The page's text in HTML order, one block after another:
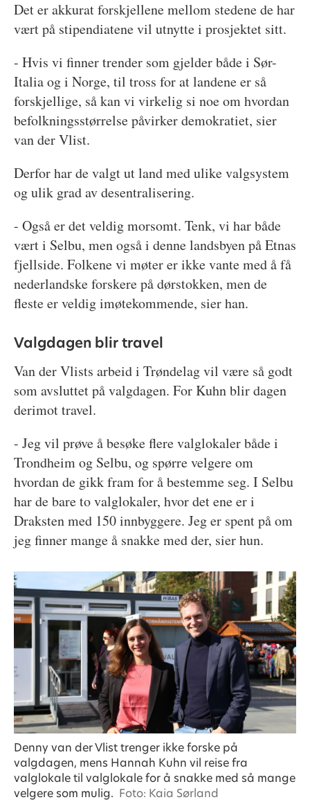
Det er akkurat forskjellene mellom stedene de har
vært på stipendiatene vil utnytte i prosjektet sitt.
- Hvis vi finner trender som gjelder både i Sør-
Italia og i Norge, til tross for at landene er så
forskjellige, så kan vi virkelig si noe om hvordan
befolkningsstørrelse påvirker demokratiet, sier
van der Vlist.
Derfor har de valgt ut land med ulike valgsystem
og ulik grad av desentralisering.
- Også er det veldig morsomt. Tenk, vi har både
vært i Selbu, men også i denne landsbyen på Etnas
fjellside. Folkene vi møter er ikke vante med å få
nederlandske forskere på dørstokken, men de
fleste er veldig imøtekommende, sier han.
Valgdagen blir travel
Van der Vlists arbeid i Trøndelag vil være så godt
som avsluttet på valgdagen. For Kuhn blir dagen
derimot travel.
- Jeg vil prøve å besøke flere valglokaler både i
Trondheim og Selbu, og spørre velgere om
hvordan de gikk fram for å bestemme seg. I Selbu
har de bare to valglokaler, hvor det ene er i
Draksten med 150 innbyggere. Jeg er spent på om
jeg finner mange å snakke med der, sier hun.
Denny van der Vlist trenger ikke forske på
valgdagen, mens Hannah Kuhn vil reise fra
valglokale til valglokale for å snakke med så mange
velgere som mulig. Foto: Kaia Sørland